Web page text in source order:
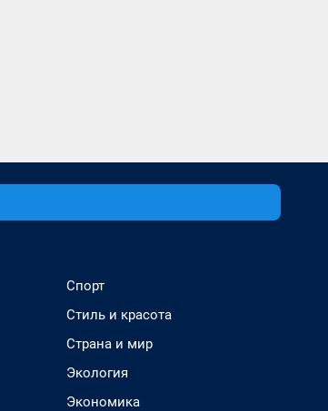
Спорт
Стиль и красота
Страна и мир
Экология
Экономика